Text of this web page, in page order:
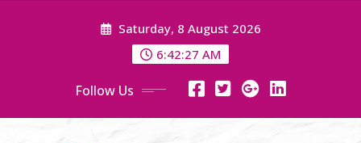
Saturday, 8 August 2026
6:42:28 AM
Follow Us